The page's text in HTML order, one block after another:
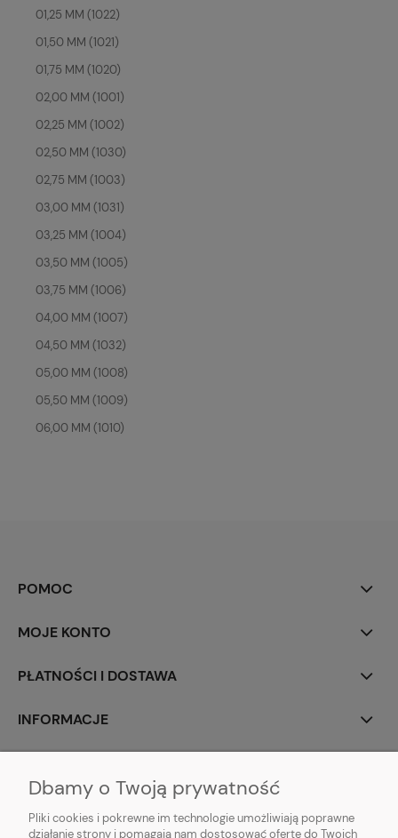
01,25 MM (1022)
01,50 MM (1021)
01,75 MM (1020)
02,00 MM (1001)
02,25 MM (1002)
02,50 MM (1030)
02,75 MM (1003)
03,00 MM (1031)
03,25 MM (1004)
03,50 MM (1005)
03,75 MM (1006)
04,00 MM (1007)
04,50 MM (1032)
05,00 MM (1008)
05,50 MM (1009)
06,00 MM (1010)
POMOC
MOJE KONTO
PŁATNOŚCI I DOSTAWA
INFORMACJE
Dbamy o Twoją prywatność
Pliki cookies i pokrewne im technologie umożliwiają poprawne
działanie strony i pomagają nam dostosować ofertę do Twoich